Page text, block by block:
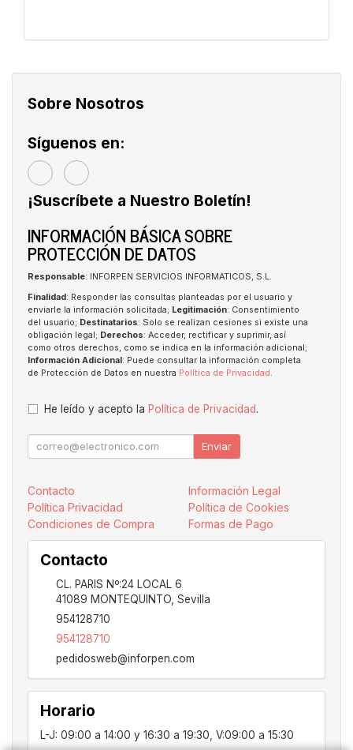
Sobre Nosotros
Síguenos en:
¡Suscríbete a Nuestro Boletín!
INFORMACIÓN BÁSICA SOBRE
PROTECCIÓN DE DATOS
Responsable: INFORPEN SERVICIOS INFORMATICOS, S.L.
Finalidad : Responder las consultas planteadas por el usuario y
enviarle la información solicitada; Legitimación: Consentimiento
del usuario; Destinatarios: Solo se realizan cesiones si existe una
obligación legal; Derechos: Acceder, rectificar y suprimir, así
como otros derechos, como se indica en la información adicional;
Información Adicional : Puede consultar la información completa
de Protección de Datos en nuestra Política de Privacidad .
He leído y acepto la Política de Privacidad.
Enviar
Contacto
Información Legal
Política Privacidad
Política de Cookies
Condiciones de Compra
Formas de Pago
Contacto
CL. PARIS Nº:24 LOCAL 6
41089 MONTEQUINTO Sevilla
954128710
954128710
pedidosweb@inforpen.com
Horario
L-J: 09:00 a 14:00 y 16:30 a 19:30, V:09:00 a 15:30